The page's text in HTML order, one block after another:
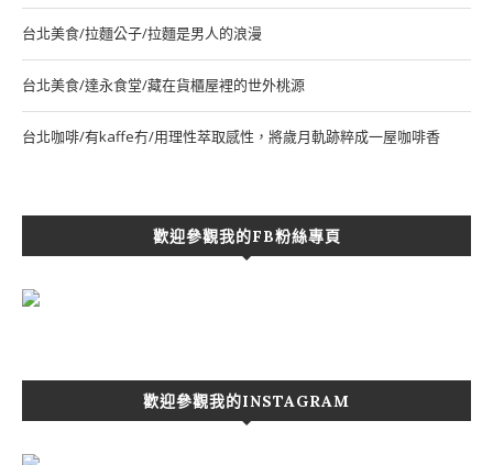
台北美食/拉麵公子/拉麵是男人的浪漫
台北美食/達永食堂/藏在貨櫃屋裡的世外桃源
台北咖啡/有kaffe冇/用理性萃取感性，將歲月軌跡粹成一屋咖啡香
歡迎參觀我的FB粉絲專頁
歡迎參觀我的INSTAGRAM